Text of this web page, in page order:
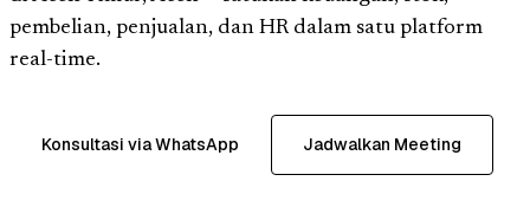
pembelian, penjualan, dan HR dalam satu platform
real-time.
Konsultasi via WhatsApp Jadwalkan Meeting